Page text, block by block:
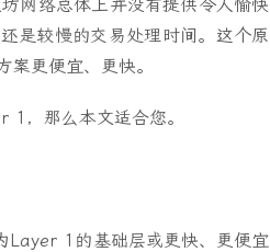
网络总体上并没有提供令人愉快
是较慢的交易处理时间。这个原
更便宜、更快。
，那么本文适合您。
Layer 1的基础层或更快、更便宜